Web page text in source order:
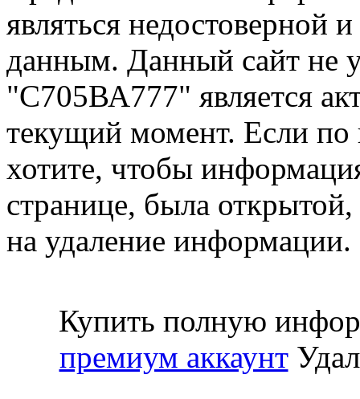
являться недостоверной
данным. Данный сайт не
"С705ВА777" является
текущий момент. Если
хотите, чтобы
странице, была открытой,
на удаление информации.
Купить полную
премиум аккаунт